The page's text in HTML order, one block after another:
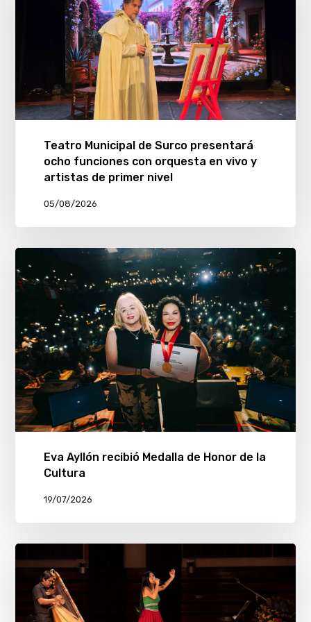
Teatro Municipal de Surco presentará
ocho funciones con orquesta en vivo y
artistas de primer nivel
05/08/2026
Eva Ayllón recibió Medalla de Honor de la
Cultura
19/07/2026